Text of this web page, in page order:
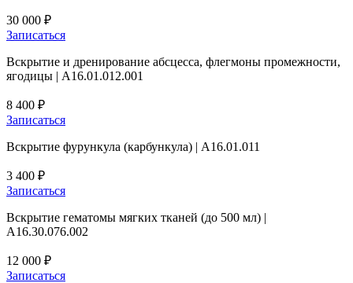
30 000 ₽
Записаться
Вскрытие и дренирование абсцесса, флегмоны промежности,
ягодицы | А16.01.012.001
8 400 ₽
Записаться
Вскрытие фурункула (карбункула) | А16.01.011
3 400 ₽
Записаться
Вскрытие гематомы мягких тканей (до 500 мл) |
A16.30.076.002
12 000 ₽
Записаться